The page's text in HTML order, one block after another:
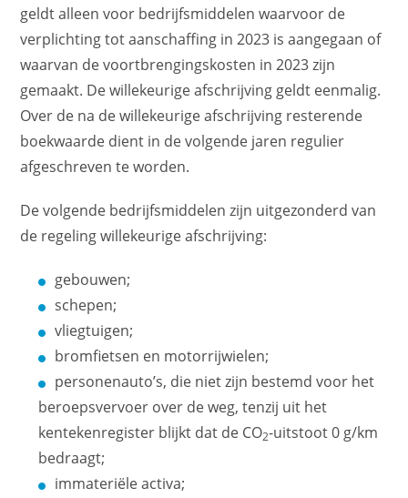
geldt alleen voor bedrijfsmiddelen waarvoor de
verplichting tot aanschaffing in 2023 is aangegaan of
waarvan de voortbrengingskosten in 2023 zijn
gemaakt. De willekeurige afschrijving geldt eenmalig.
Over de na de willekeurige afschrijving resterende
boekwaarde dient in de volgende jaren regulier
afgeschreven te worden.
De volgende bedrijfsmiddelen zijn uitgezonderd van
de regeling willekeurige afschrijving:
gebouwen;
schepen;
vliegtuigen;
bromfietsen en motorrijwielen;
personenauto’s, die niet zijn bestemd voor het
beroepsvervoer over de weg, tenzij uit het
kentekenregister blijkt dat de CO2-uitstoot 0 g/km
bedraagt;
immateriële activa;